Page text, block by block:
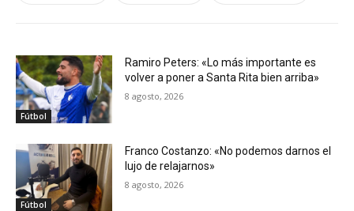
Fútbol
Ramiro Peters: «Lo más importante es
volver a poner a Santa Rita bien arriba»
8 agosto, 2026
Fútbol
Franco Costanzo: «No podemos darnos el
lujo de relajarnos»
8 agosto, 2026